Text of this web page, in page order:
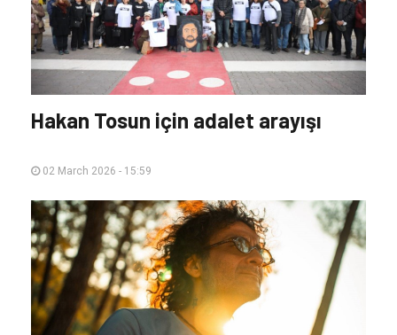
Hakan Tosun için adalet arayışı
02 March 2026 - 15:59